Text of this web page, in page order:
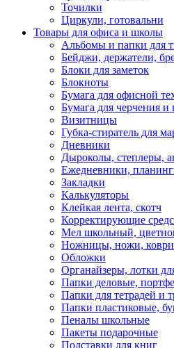
Точилки
Циркули, готовальни
Товары для офиса и школы
Альбомы и папки для
Бейджи, держатели,
Блоки для заметок
Блокноты
Бумага для офисной
Бумага для черчения
Визитницы
Губка-стиратель для
Дневники
Дыроколы, степлеры,
Ежедневники,
Закладки
Калькуляторы
Клейкая лента, скотч
Корректирующие
Мел школьный,
Ножницы, ножи,
Обложки
Органайзеры, лотки
Папки деловые,
Папки для тетрадей и
Папки пластиковые,
Пеналы школьные
Пакеты подарочные
Подставки для книг